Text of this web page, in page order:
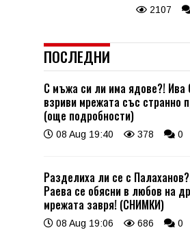
2107
ПОСЛЕДНИ
С мъжа си ли има ядове?! Ива
взриви мрежата със странно
(още подробности)
08 Aug 19:40 378 0
Разделиха ли се с
Раева се обясни в любов на
мрежата завря! (СНИМКИ)
08 Aug 19:06 686 0